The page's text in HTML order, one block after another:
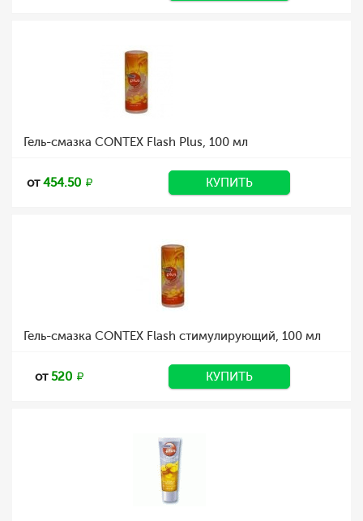
Гель-смазка CONTEX Flash Plus, 100 мл
от454.50 КУПИТЬ
Гель-смазка CONTEX Flash стимулирующий, 100 мл
от520 КУПИТЬ